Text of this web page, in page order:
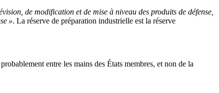
de modification et de mise à niveau des produits de défense,
». La réserve de préparation industrielle est la réserve
entre les mains des États membres, et non de la